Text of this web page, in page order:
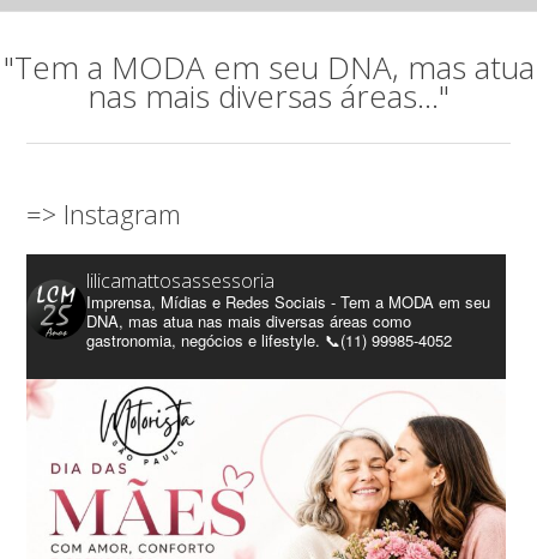
"Tem a MODA em seu DNA, mas atua
nas mais diversas áreas..."
=> Instagram
lilicamattosassessoria
Imprensa, Mídias e Redes Sociais - Tem a MODA em seu
DNA, mas atua nas mais diversas áreas como
gastronomia, negócios e lifestyle. 📞(11) 99985-4052